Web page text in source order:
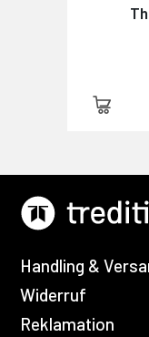
Handling &
Widerruf
Reklamation